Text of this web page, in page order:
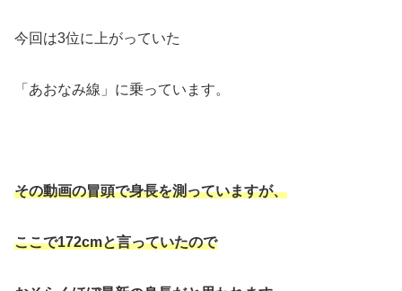
今回は3位に上がっていた
「あおなみ線」に乗っています。
その動画の冒頭で身長を測っていますが、
ここで172cmと言っていたので